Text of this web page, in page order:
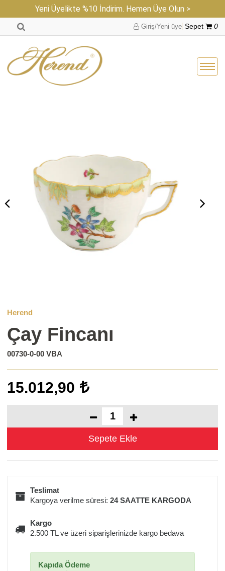
Yeni Üyelikte %10 İndirim. Hemen Üye Olun >
Giriş/Yeni üye Sepet 0
Herend
Çay Fincanı
00730-0-00 VBA
15.012,90
Teslimat
Kargoya verilme süresi:24 SAATTE KARGODA
Kargo
2.500 TL ve üzeri siparişlerinizde kargo bedava
Kapıda Ödeme